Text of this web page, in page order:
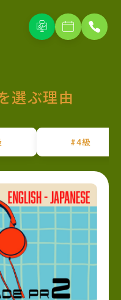
選ぶ理由
#4級